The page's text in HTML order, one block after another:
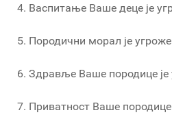
4. Васпитање Ваше деце је
5. Породични морал је
6. Здравље Ваше породице је
7. Приватност Ваше породице